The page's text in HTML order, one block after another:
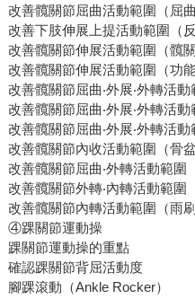
改善髖關節屈曲活動範圍（屈曲
改善下肢伸展上提活動範圍（
改善髖關節伸展活動範圍（髖
改善髖關節伸展活動範圍（功能
改善髖關節屈曲‧外展‧外轉活動
改善髖關節屈曲‧外展‧外轉活動
改善髖關節屈曲‧外展‧外轉活
改善髖關節內收活動範圍（骨盆
改善髖關節屈曲‧外轉活動範圍
改善髖關節外轉‧內轉活動範圍
改善髖關節內轉活動範圍（雨刷
④踝關節運動操
踝關節運動操的重點
確認踝關節背屈活動度
腳踝滾動（Ankle Rocker）